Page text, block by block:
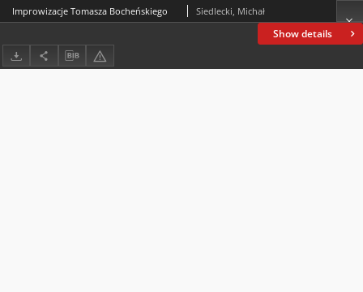
Show details
Improwizacje Tomasza Bocheńskiego Siedlecki, Michał